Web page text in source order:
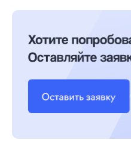
Telegram Ads +